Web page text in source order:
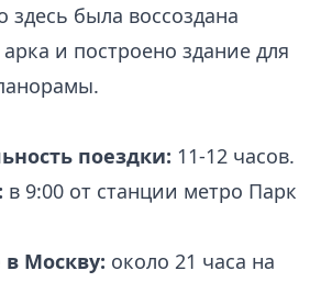
была воссоздана
и построено здание для
поездки: 11-12 часов.
в 9:00 от станции метро Парк
Москву: около 21 часа на